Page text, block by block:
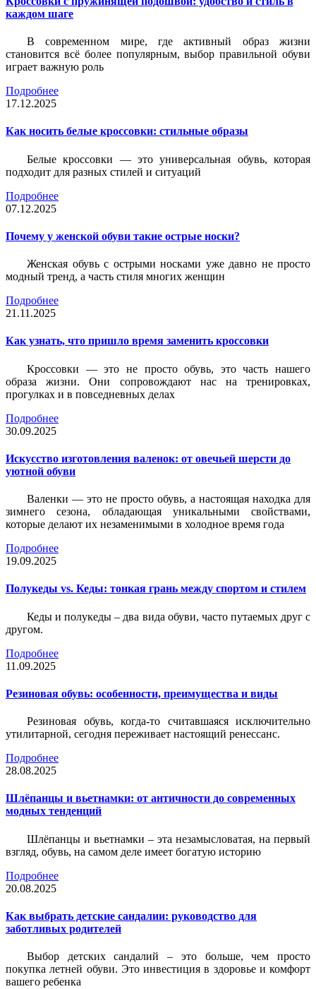
каждом шаге
В современном мире, где активный образ жизни
становится всё более популярным, выбор правильной обуви
играет важную роль
Подробнее
17.12.2025
Как носить белые кроссовки: стильные образы
Белые кроссовки — это универсальная обувь, которая
подходит для разных стилей и ситуаций
Подробнее
07.12.2025
Почему у женской обуви такие острые носки?
Женская обувь с острыми носками уже давно не просто
модный тренд, а часть стиля многих женщин
Подробнее
21.11.2025
Как узнать, что пришло время заменить кроссовки
Кроссовки — это не просто обувь, это часть нашего
образа жизни. Они сопровождают нас на тренировках,
прогулках и в повседневных делах
Подробнее
30.09.2025
Искусство изготовления валенок: от овечьей шерсти до
уютной обуви
Валенки — это не просто обувь, а настоящая находка для
зимнего сезона, обладающая уникальными свойствами,
которые делают их незаменимыми в холодное время года
Подробнее
19.09.2025
Полукеды vs. Кеды: тонкая грань между спортом и стилем
Кеды и полукеды – два вида обуви, часто путаемых друг с
другом.
Подробнее
11.09.2025
Резиновая обувь: особенности, преимущества и виды
Резиновая обувь, когда-то считавшаяся исключительно
утилитарной, сегодня переживает настоящий ренессанс.
Подробнее
28.08.2025
Шлёпанцы и вьетнамки: от античности до современных
модных тенденций
Шлёпанцы и вьетнамки – эта незамысловатая, на первый
взгляд, обувь, на самом деле имеет богатую историю
Подробнее
20.08.2025
Как выбрать детские сандалии: руководство для
заботливых родителей
Выбор детских сандалий – это больше, чем просто
покупка летней обуви. Это инвестиция в здоровье и комфорт
вашего ребенка